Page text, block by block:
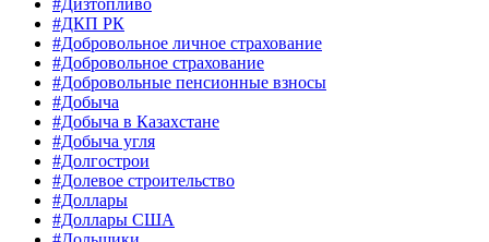
#ДКП РК
#Добровольное личное страхование
#Добровольное страхование
#Добровольные пенсионные взносы
#Добыча
#Добыча в Казахстане
#Добыча угля
#Долгострои
#Долевое строительство
#Доллары
#Доллары США